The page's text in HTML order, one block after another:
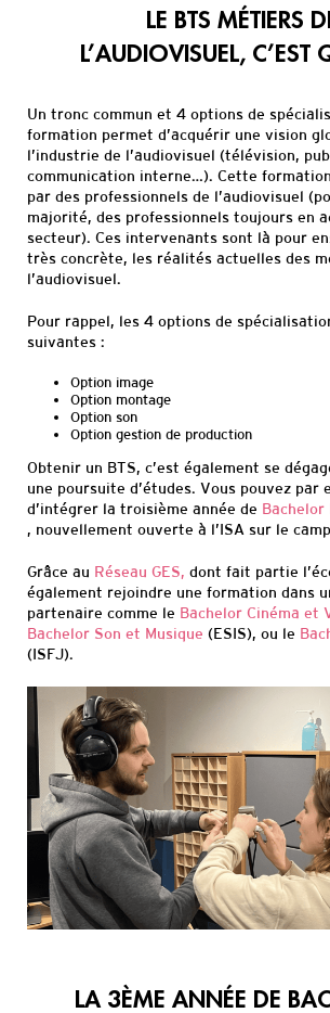
LE BTS MÉTIERS
L’AUD IOVISUEL, C’EST
Un tronc commun et 4 options de
formation permet d’acquérir une vision
l’industrie de l’audiovisuel (télévision,
communication interne…). Cette
par des professionnels de l’audiovisuel
majorité, des professionnels toujours en
secteur). Ces intervenants sont là pour
très concrète, les réalités actuelles des
l’audiovisuel.
Pour rappel, les 4 options de
suivantes :
Option image
Option montage
Option son
Option gestion de production
Obtenir un BTS, c’est également se
une poursuite d’études. Vous pouvez par
d’intégrer la troisième année de Bachelor
, nouvellement ouverte à l’ISA sur le
Grâce au Réseau GES, dont fait partie
également rejoindre une formation dans
partenaire comme le Bachelor Cinéma et
Bachelor Son et Musique (ESIS), ou le
(ISFJ).
LA 3ÈME ANNÉE DE